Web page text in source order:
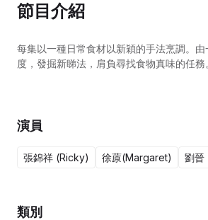
節目介紹
每集以一種日常食材以新穎的手法烹調。
度，發掘新睇法，肩負尋找食物真味的任務
演員
張錦祥 (Ricky) 徐蒝(Margaret) 劉晉
類別